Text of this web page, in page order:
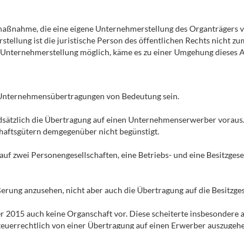
die eine eigene Unternehmerstellung des Organträgers
ist die juristische Person des öffentlichen Rechts nicht
möglich, käme es zu einer Umgehung dieses
von Bedeutung sein.
die Übertragung auf einen Unternehmenserwerber
demgegenüber nicht begünstigt.
zwei Personengesellschaften, eine Betriebs- und eine
anzusehen, nicht aber auch die Übertragung auf die
auch keine Organschaft vor. Diese scheiterte insbesondere
von einer Übertragung auf einen Erwerber